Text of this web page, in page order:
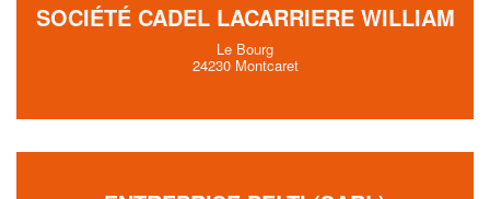
SOCIÉTÉ CADEL LACARRIERE WILLIAM
Le Bourg
24230 Montcaret